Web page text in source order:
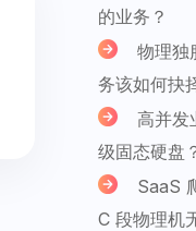
的业务？
物理独
务该如何抉
高并发
级固态硬盘
SaaS
C 段物理机